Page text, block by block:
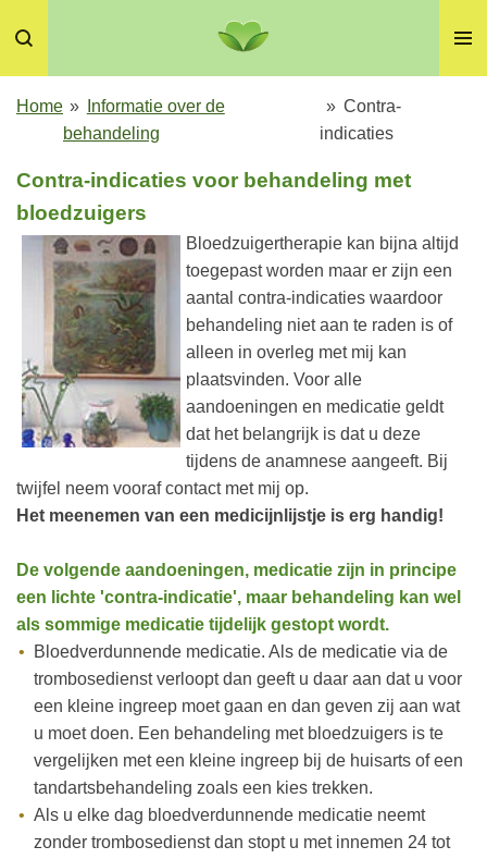
direct
naar
de
hoofdinhoud
Home »
Informatie over de
behandeling
» Contra-
indicaties
Contra-indicaties voor behandeling met
bloedzuigers
Bloedzuigertherapie kan bijna altijd
toegepast worden maar er zijn een
aantal contra-indicaties waardoor
behandeling niet aan te raden is of
alleen in overleg met mij kan
plaatsvinden. Voor alle
aandoeningen en medicatie geldt
dat het belangrijk is dat u deze
tijdens de anamnese aangeeft. Bij
twijfel neem vooraf contact met mij op.
Het meenemen van een medicijnlijstje is erg handig!
De volgende aandoeningen, medicatie zijn in principe
een lichte 'contra-indicatie', maar behandeling kan wel
als sommige medicatie tijdelijk gestopt wordt.
Bloedverdunnende medicatie. Als de medicatie via de
trombosedienst verloopt dan geeft u daar aan dat u voor
een kleine ingreep moet gaan en dan geven zij aan wat
u moet doen. Een behandeling met bloedzuigers is te
vergelijken met een kleine ingreep bij de huisarts of een
tandartsbehandeling zoals een kies trekken.
Als u elke dag bloedverdunnende medicatie neemt
zonder trombosedienst dan stopt u met innemen 24 tot